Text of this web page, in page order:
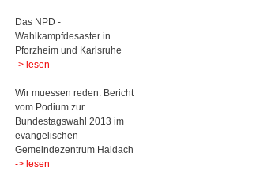
Das NPD -
Wahlkampfdesaster in
Pforzheim und Karlsruhe
-> lesen
Wir muessen reden: Bericht
vom Podium zur
Bundestagswahl 2013 im
evangelischen
Gemeindezentrum Haidach
-> lesen